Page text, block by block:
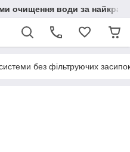
очищення води за
системи без фільтруючих